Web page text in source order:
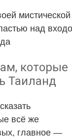
мистической
над
которые
Таиланд
всё же
главное —